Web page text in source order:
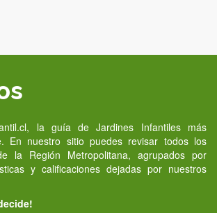
la guía de Jardines Infantiles más
En nuestro sitio puedes revisar todos los
la Región Metropolitana, agrupados por
y calificaciones dejadas por nuestros